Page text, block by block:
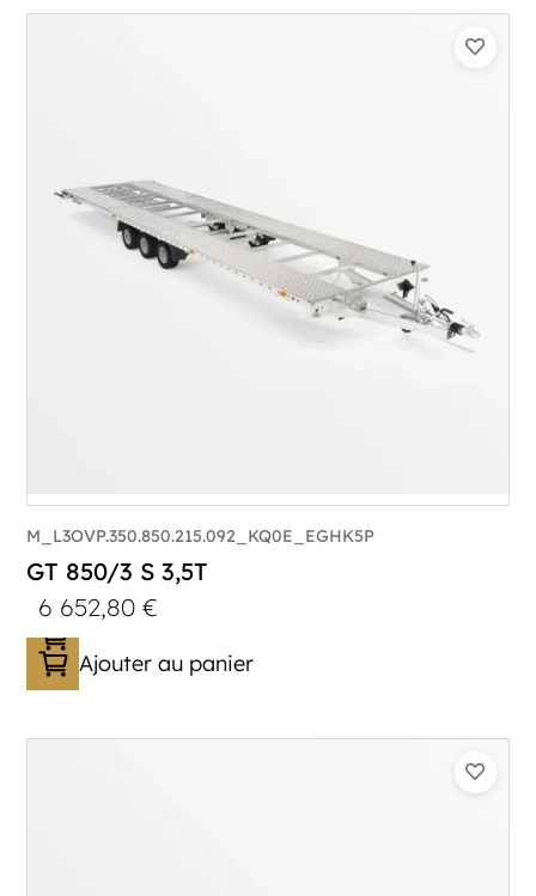
M_L3OVP.350.850.215.092_KQ0E_EGHK5P
GT 850/3 S 3,5T
6 652,80€
Ajouter au panier